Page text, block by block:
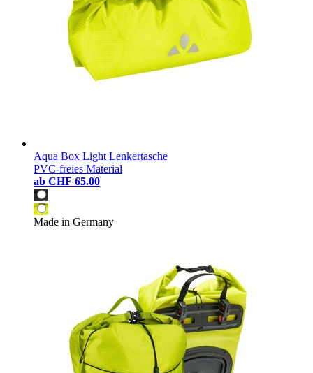
Aqua Box Light Lenkertasche
PVC-freies Material
ab CHF 65.00
Made in Germany